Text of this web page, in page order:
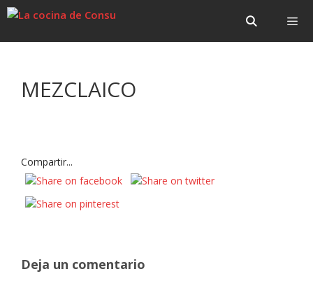
Saltar
Saltar
MEZCLAICO
Compartir...
Deja un comentario